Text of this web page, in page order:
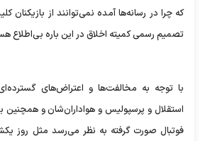
که چرا در رسانه‌ها آمده نمی‌توانند از بازیکنان
تصمیم رسمی کمیته اخلاق در این باره بی‌اطلاع
با توجه به مخالفت‌ها و اعتراض‌های
استقلال و پرسپولیس و هواداران‌شان و همچنین
فوتبال صورت گرفته به نظر می‌رسد مثل روز